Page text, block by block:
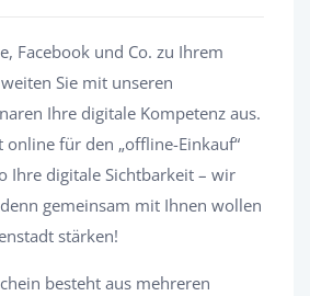
Facebook und Co. zu Ihrem
Sie mit unseren
Ihre digitale Kompetenz aus.
online für den „offline-Einkauf“
Ihre digitale Sichtbarkeit – wir
gemeinsam mit Ihnen wollen
stärken!
besteht aus mehreren